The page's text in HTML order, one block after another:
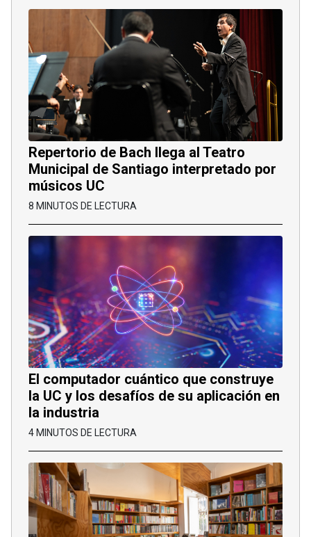
Repertorio de Bach llega al Teatro
Municipal de Santiago interpretado por
músicos UC
8 MINUTOS DE LECTURA
El computador cuántico que construye
la UC y los desafíos de su aplicación en
la industria
4 MINUTOS DE LECTURA